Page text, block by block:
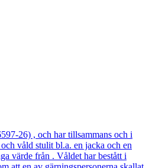
26) , och har tillsammans och i
våld stulit bl.a. en jacka och en
värde från . Våldet har bestått i